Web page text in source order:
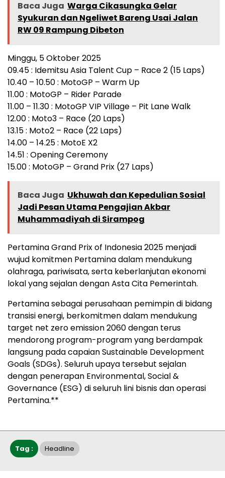
Baca Juga Warga Cikasungka Gelar
Syukuran dan Ngeliwet Bareng Usai Jalan
RW 09 Rampung Dibeton
Minggu, 5 Oktober 2025
09.45 : Idemitsu Asia Talent Cup – Race 2 (15 Laps)
10.40 – 10.50 : MotoGP – Warm Up
11.00 : MotoGP – Rider Parade
11.00 – 11.30 : MotoGP VIP Village – Pit Lane Walk
12.00 : Moto3 – Race (20 Laps)
13.15 : Moto2 – Race (22 Laps)
14.00 – 14.25 : MotoE X2
14.51 : Opening Ceremony
15.00 : MotoGP – Grand Prix (27 Laps)
Baca Juga Ukhuwah dan Kepedulian Sosial
Jadi Pesan Utama Pengajian Akbar
Muhammadiyah di Sirampog
Pertamina Grand Prix of Indonesia 2025 menjadi
wujud komitmen Pertamina dalam mendukung
olahraga, pariwisata, serta keberlanjutan ekonomi
lokal yang sejalan dengan Asta Cita Pemerintah.
Pertamina sebagai perusahaan pemimpin di bidang
transisi energi, berkomitmen dalam mendukung
target net zero emission 2060 dengan terus
mendorong program-program yang berdampak
langsung pada capaian Sustainable Development
Goals (SDGs). Seluruh upaya tersebut sejalan
dengan penerapan Environmental, Social &
Governance (ESG) di seluruh lini bisnis dan operasi
Pertamina.**
Tag : Headline